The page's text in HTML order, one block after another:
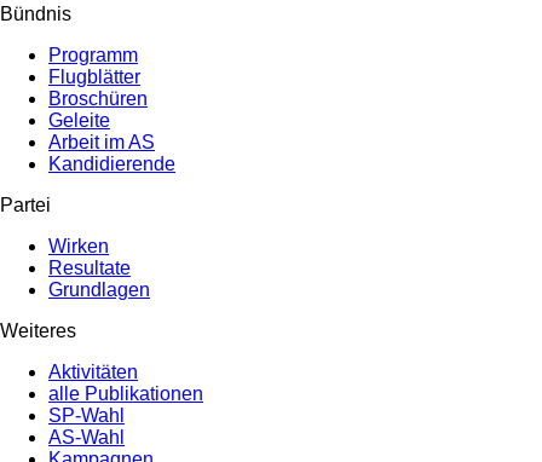
Bündnis
Programm
Flugblätter
Broschüren
Geleite
Arbeit im AS
Kandidierende
Partei
Wirken
Resultate
Grundlagen
Weiteres
Aktivitäten
alle Publikationen
SP-Wahl
AS-Wahl